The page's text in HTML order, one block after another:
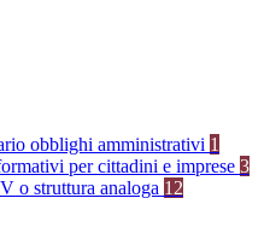
obblighi amministrativi 1
per cittadini e imprese 3
o struttura analoga 12